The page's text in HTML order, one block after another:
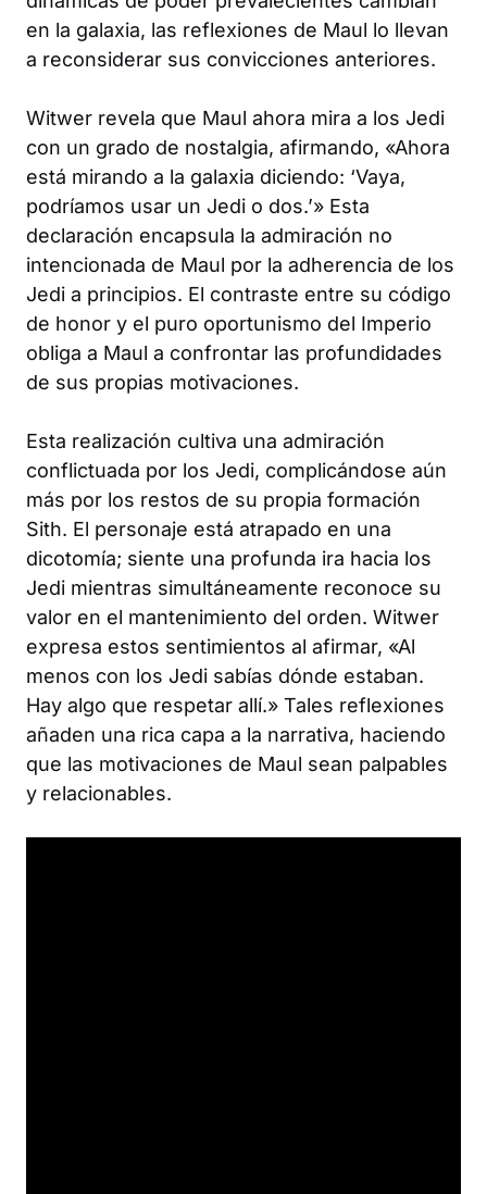
en la galaxia, las reflexiones de Maul lo llevan
a reconsiderar sus convicciones anteriores.
Witwer revela que Maul ahora mira a los Jedi
con un grado de nostalgia, afirmando, «Ahora
está mirando a la galaxia diciendo: ‘Vaya,
podríamos usar un Jedi o dos.’» Esta
declaración encapsula la admiración no
intencionada de Maul por la adherencia de los
Jedi a principios. El contraste entre su código
de honor y el puro oportunismo del Imperio
obliga a Maul a confrontar las profundidades
de sus propias motivaciones.
Esta realización cultiva una admiración
conflictuada por los Jedi, complicándose aún
más por los restos de su propia formación
Sith. El personaje está atrapado en una
dicotomía; siente una profunda ira hacia los
Jedi mientras simultáneamente reconoce su
valor en el mantenimiento del orden. Witwer
expresa estos sentimientos al afirmar, «Al
menos con los Jedi sabías dónde estaban.
Hay algo que respetar allí.» Tales reflexiones
añaden una rica capa a la narrativa, haciendo
que las motivaciones de Maul sean palpables
y relacionables.